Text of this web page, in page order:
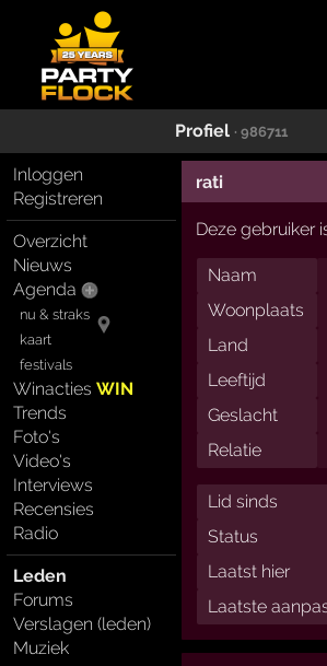
Profiel · 986711
Inloggen
Registreren
Overzicht
Nieuws
Agenda
nu & straks
kaart
festivals
WinactiesWIN
Trends
Foto's
Video's
Interviews
Recensies
Radio
Leden
Forums
Verslagen (leden)
Muziek
rati
Deze gebruiker
Naam
Woonplaats
Land
Leeftijd
Geslacht
Relatie
Lid sinds
Status
Laatst hier
Laatste